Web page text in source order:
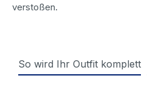
verstoßen.
So wird Ihr Outfit komplett